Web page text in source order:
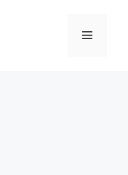
Menu